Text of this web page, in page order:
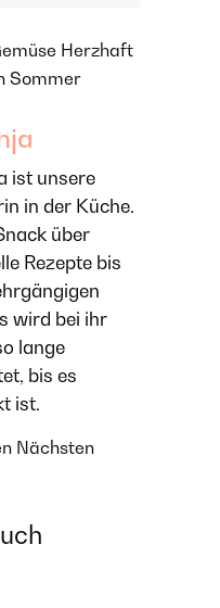
Herzhaft
Sommer
ist unsere
in der Küche.
über
Rezepte bis
wird bei ihr
lange
bis es
ist.
Nächsten